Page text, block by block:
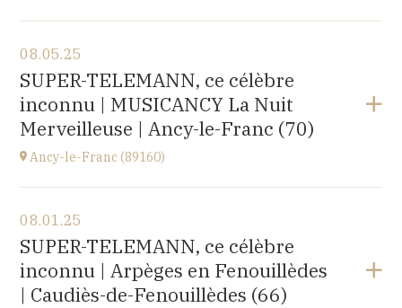
Eglise de Pompierre-sur-Doubs (25340)
3 chemin de l'église
at20H00
08.05.25
SUPER-TELEMANN, ce célèbre
inconnu | MUSICANCY La Nuit
Merveilleuse | Ancy-le-Franc (70)
Ancy-le-Franc (89160)
Ancy-le-Franc (89160)
Le Château d’Ancy-le-Franc, 18 Place Clermont-
Tonnerre, 89160 Ancy-le-Franc
at20H00
08.01.25
SUPER-TELEMANN, ce célèbre
inconnu | Arpèges en Fenouillèdes
| Caudiès-de-Fenouillèdes (66)